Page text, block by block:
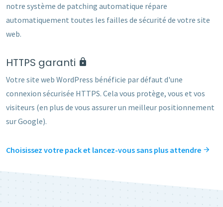
notre système de patching automatique répare
automatiquement toutes les failles de sécurité de votre site
web.
HTTPS garanti
Votre site web WordPress bénéficie par défaut d'une
connexion sécurisée HTTPS. Cela vous protège, vous et vos
visiteurs (en plus de vous assurer un meilleur positionnement
sur Google).
Choisissez votre pack et lancez-vous sans plus attendre